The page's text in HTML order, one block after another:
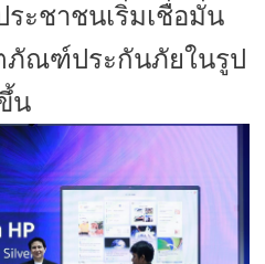
ระชาชนเริ่มเชื่อมั่น
ภัณฑ์ประกันภัยในรูป
น